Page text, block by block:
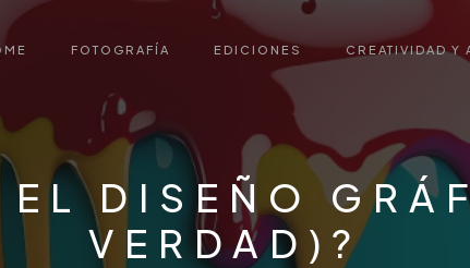
FOTOGRAFÍA EDICIONES CREATIVIDAD Y
EL DISEÑO
VERDAD)?